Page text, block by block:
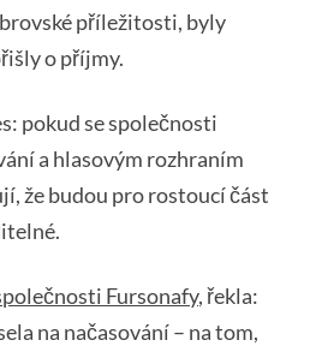
příležitosti, byly
o příjmy.
pokud se společnosti
a hlasovým rozhraním
že budou pro rostoucí část
Fursonafy, řekla:
na načasování – na tom,